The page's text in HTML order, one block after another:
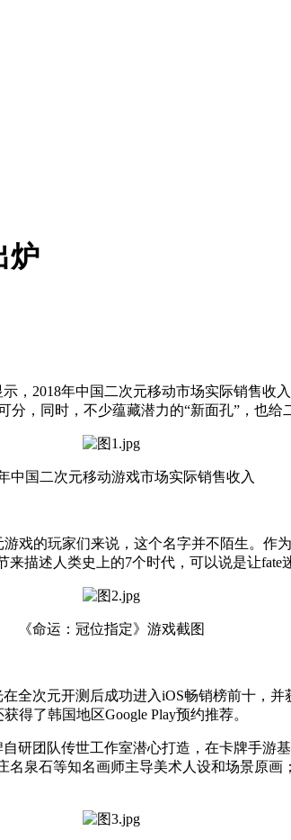
炉
，2018年中国二次元移动市场实际销售收
，同时，不少蕴藏潜力的“新面孔”，也给
中国二次元移动游戏市场实际销售收入
戏的玩家们来说，这个名字并不陌生。作
描述人类史上的7个时代，可以说是让fate
《命运：冠位指定》游戏截图
全次元开测后成功进入iOS畅销榜前十，
得了韩国地区Google Play预约推荐。
研团队传世工作室潜心打造，在卡牌手游
泉石等知名画师主导美术人设和场景原